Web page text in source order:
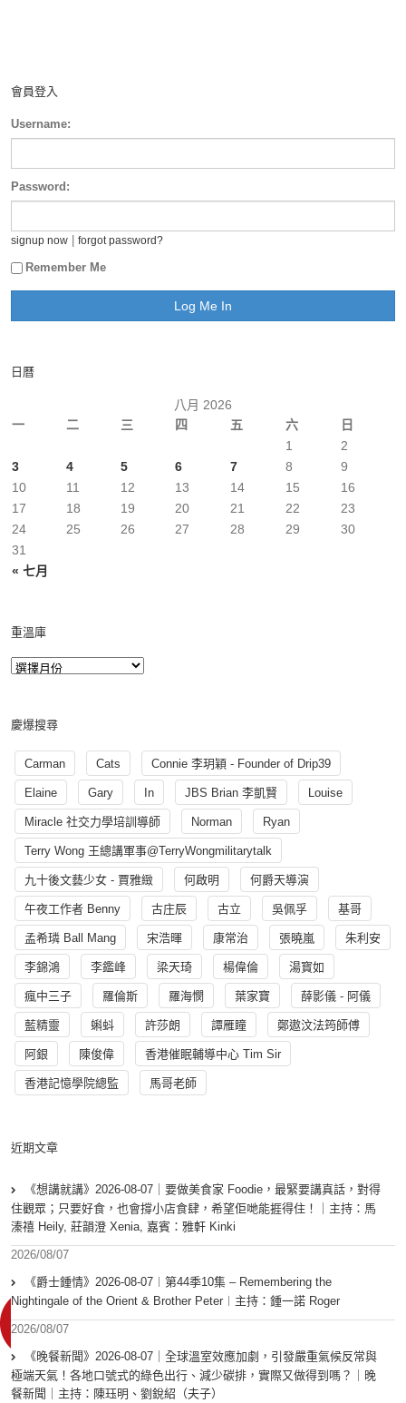
會員登入
Username:
Password:
signup now forgot password?
Remember Me
日曆
八月 2026
一
二 三 四 五 六 日
« 七月
1
2
3
4 5 6 7 8
9
10
11 12 13 14 15
16
17
18 19 20 21 22
23
24
25 26 27 28 29
30
31
重溫庫
慶爆搜尋
Carman Cats Connie 李玥穎 - Founder of Drip39
Elaine Gary In JBS Brian 李凱賢 Louise
Miracle 社交力學培訓導師 Norman Ryan
Terry Wong 王總講軍事@TerryWongmilitarytalk
九十後文藝少女 - 賈雅緻 何啟明 何爵天導演
午夜工作者 Benny 古庄辰 古立 吳佩孚 基哥
孟希璘 Ball Mang 宋浩暉 康常治 張曉嵐 朱利安
李錦鴻 李鑑峰 梁天琦 楊偉倫 湯寳如
瘋中三子 羅倫斯 羅海憫 葉家寶 薛影儀 - 阿儀
藍精靈 蝌蚪 許莎朗 譚雁瞳 鄭遨汶法筠師傅
阿銀 陳俊偉 香港催眠輔導中心 Tim Sir
香港記憶學院總監 馬哥老師
近期文章
《想講就講》2026-08-07｜要做美食家 Foodie，最緊要講真話，對得
住觀眾；只要好食，也會撐小店食肆，希望佢哋能捱得住！｜主持：馬
溱禧 Heily, 莊韻澄 Xenia, 嘉賓：雅軒 Kinki
2026/08/07
《爵士鍾情》2026-08-07︱第44季10集 – Remembering the
Nightingale of the Orient & Brother Peter︱主持：鍾一諾 Roger
2026/08/07
《晚餐新聞》2026-08-07｜全球溫室效應加劇，引發嚴重氣候反常與
極端天氣！各地口號式的綠色出行、減少碳排，實際又做得到嗎？｜晚
餐新聞｜主持：陳珏明、劉銳紹（夫子）